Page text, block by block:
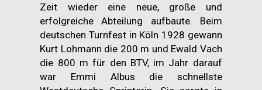
Zeit wieder eine neue, große und
erfolgreiche Abteilung aufbaute. Beim
deutschen Turnfest in Köln 1928 gewann
Kurt Lohmann die 200 m und Ewald Vach
die 800 m für den BTV, im Jahr darauf
war Emmi Albus die schnellste